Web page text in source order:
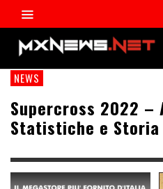
NEWS
Supercross 2022 –
Statistiche e Storia